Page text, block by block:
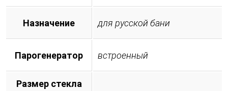
Назначение для русской бани
Парогенератор встроенный
Размер стекла